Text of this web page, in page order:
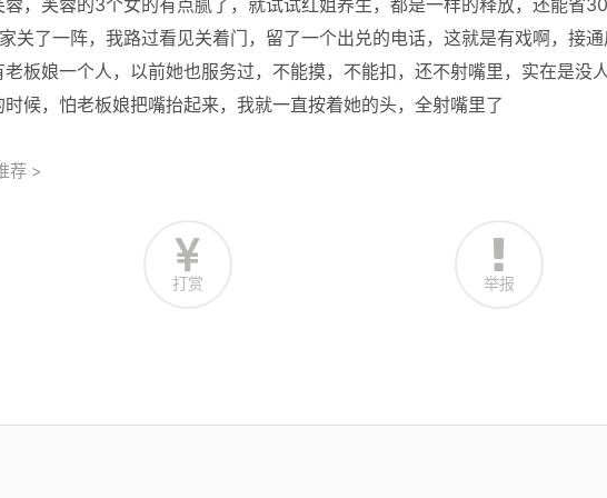
，芙蓉的3个女的有点腻了，就试试红姐养生，都是一样的释放，还能省30
关了一阵，我路过看见关着门，留了一个出兑的电话，这就是有戏啊，接通
板娘一个人，以前她也服务过，不能摸，不能扣，还不射嘴里，实在是没人
候，怕老板娘把嘴抬起来，我就一直按着她的头，全射嘴里了
荐 >
打赏 举报